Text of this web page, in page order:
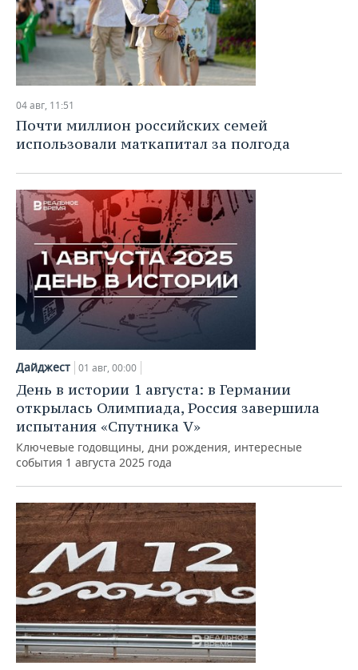
04 авг, 11:51
Почти миллион российских семей
использовали маткапитал за полгода
Дайджест 01 авг, 00:00
День в истории 1 августа: в Германии
открылась Олимпиада, Россия завершила
испытания «Спутника V»
Ключевые годовщины, дни рождения, интересные
события 1 августа 2025 года